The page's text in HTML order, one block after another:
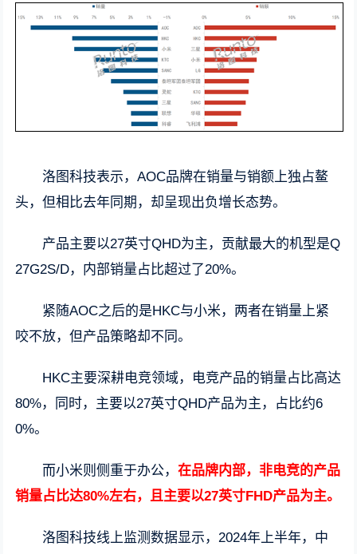
洛图科技表示，AOC品牌在销量与销额上独占鳌
头，但相比去年同期，却呈现出负增长态势。
产品主要以27英寸QHD为主，贡献最大的机型是Q
27G2S/D，内部销量占比超过了20%。
紧随AOC之后的是HKC与小米，两者在销量上紧
咬不放，但产品策略却不同。
HKC主要深耕电竞领域，电竞产品的销量占比高达
80%，同时，主要以27英寸QHD产品为主，占比约6
0%。
而小米则侧重于办公，在品牌内部，非电竞的产品
销量占比达80%左右，且主要以27英寸FHD产品为主。
洛图科技线上监测数据显示，2024年上半年，中